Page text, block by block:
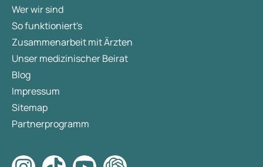
Wer wir sind
So funktioniert's
Zusammenarbeit mit Ärzten
Unser medizinischer Beirat
Blog
Impressum
Sitemap
Partnerprogramm